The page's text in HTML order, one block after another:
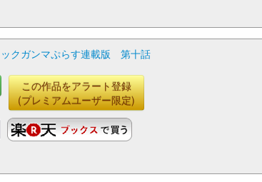
ックガンマぷらす連載版 第十話
この作品をアラート登録
(プレミアムユーザー限定)